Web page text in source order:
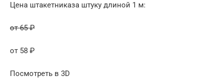
Цена штакетниказа штуку длиной 1 м:
от 65 ₽
от 58 ₽
Посмотреть в 3D